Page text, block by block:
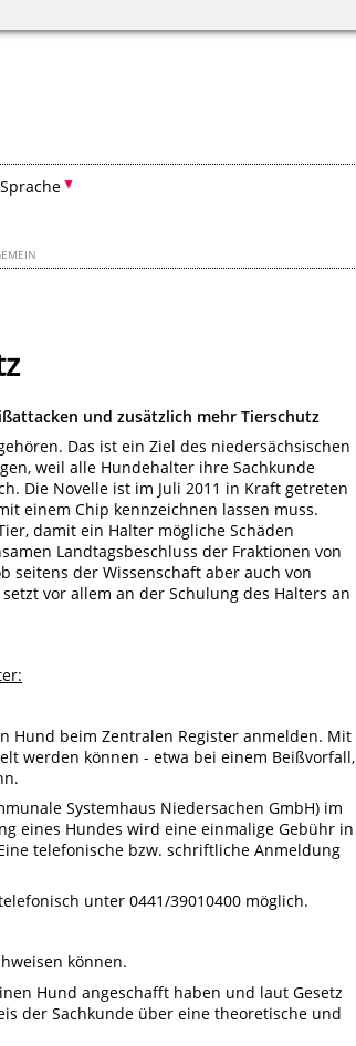
und zusätzlich mehr Tierschutz
Das ist ein Ziel des niedersächsischen
weil alle Hundehalter ihre Sachkunde
Die Novelle ist im Juli 2011 in Kraft getreten
einem Chip kennzeichnen lassen muss.
damit ein Halter mögliche Schäden
Landtagsbeschluss der Fraktionen von
seitens der Wissenschaft aber auch von
vor allem an der Schulung des Halters an
Hund beim Zentralen Register anmelden. Mit
werden können - etwa bei einem Beißvorfall,
Systemhaus Niedersachen GmbH) im
eines Hundes wird eine einmalige Gebühr in
telefonische bzw. schriftliche Anmeldung
unter 0441/39010400 möglich.
können.
Hund angeschafft haben und laut Gesetz
der Sachkunde über eine theoretische und